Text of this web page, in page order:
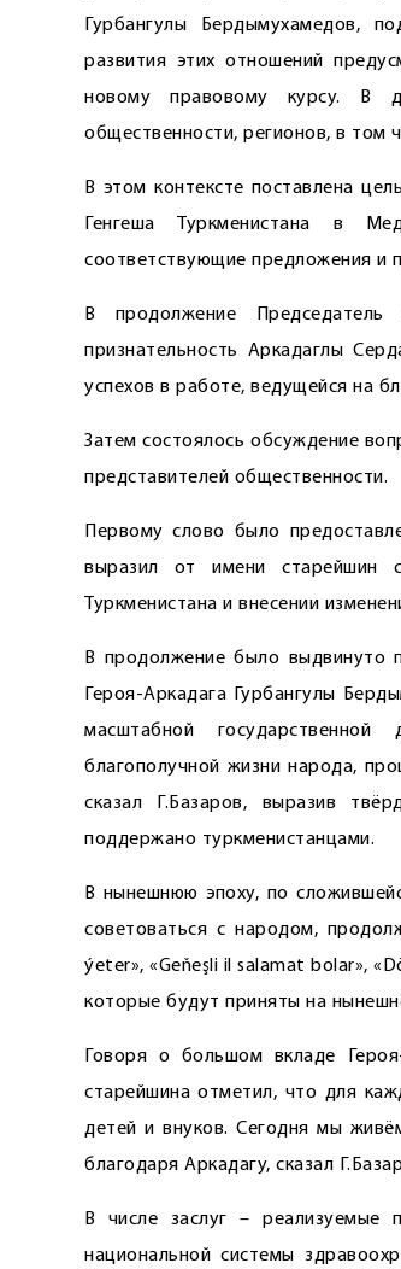
Гурбангулы Бердымухамедов,
развития этих отношений
новому правовому курсу. В
общественности, регионов, в
В этом контексте поставлена
Генгеша Туркменистана в
соответствующие предложения и
В продолжение
признательность Аркадаглы
успехов в работе, ведущейся на
Затем состоялось обсуждение
представителей общественности.
Первому слово было
выразил от имени старейшин
Туркменистана и внесении
В продолжение было выдвинуто
Героя-Аркадага Гурбангулы
масштабной
благополучной жизни народа,
сказал Г.Базаров, выразив
поддержано туркменистанцами.
В нынешнюю эпоху, по
советоваться с народом,
ýeter», «Geňeşli il salamat bolar»,
которые будут приняты на
Говоря о большом вкладе
старейшина отметил, что для
детей и внуков. Сегодня мы
благодаря Аркадагу, сказал
В числе заслуг – реализуемые
национальной системы